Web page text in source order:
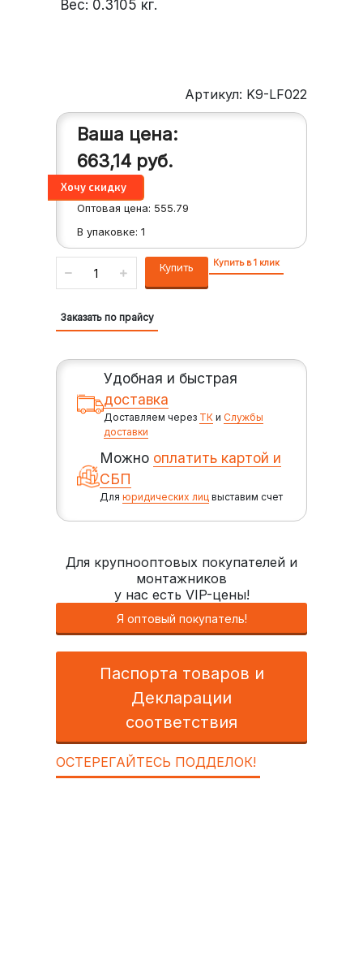
Вес: 0.3105 кг.
Артикул: K9-LF022
Ваша цена:
663,14 руб.
Оптовая цена: 555.79
В упаковке: 1
Купить Купить в 1 клик
Заказать по прайсу
Удобная и быстрая
доставка
Доставляем через ТК иСлужбы
доставки
Можно оплатить картой и
СБП
Дляюридических лиц выставим счет
Для крупнооптовых покупателей и
монтажников
у нас есть VIP-цены!
Я оптовый покупатель!
Паспорта товаров и
Декларации
соответствия
ОСТЕРЕГАЙТЕСЬ ПОДДЕЛОК!